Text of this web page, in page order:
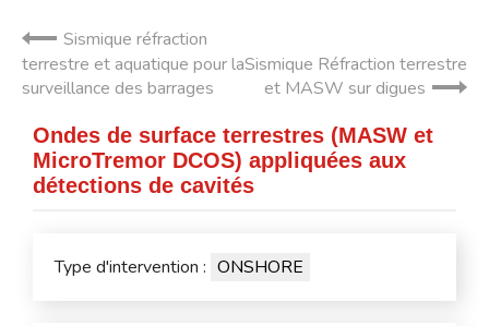
Sismique réfraction
terrestre et aquatique pour la
surveillance des barrages
Sismique Réfraction terrestre
et MASW sur digues
Ondes de surface terrestres (MASW et
MicroTremor DCOS) appliquées aux
détections de cavités
Type d'intervention : ONSHORE